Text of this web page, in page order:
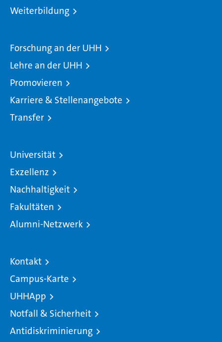
Weiterbildung
Forschung an der UHH
Lehre an der UHH
Promovieren
Karriere & Stellenangebote
Transfer
Universität
Exzellenz
Nachhaltigkeit
Fakultäten
Alumni-Netzwerk
Kontakt
Campus-Karte
UHHApp
Notfall & Sicherheit
Antidiskriminierung